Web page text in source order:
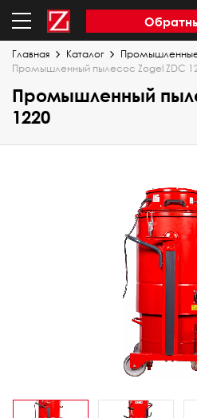
Главная Каталог
Промышленный пылесос Zogel ZDC
Промышленный
1220